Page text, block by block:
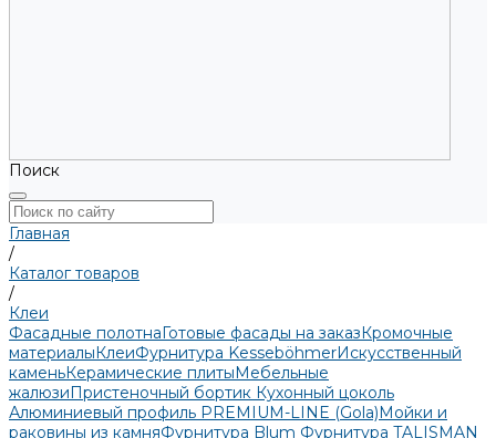
Поиск
Главная
/
Каталог товаров
/
Клеи
Фасадные полотнаГотовые фасады на заказКромочные
материалыКлеиФурнитура KesseböhmerИскусственный
каменьКерамические плитыМебельные
жалюзиПристеночный бортик Кухонный цоколь
Алюминиевый профиль PREMIUM-LINE (Gola)Мойки и
раковины из камняФурнитура Blum Фурнитура TALISMAN